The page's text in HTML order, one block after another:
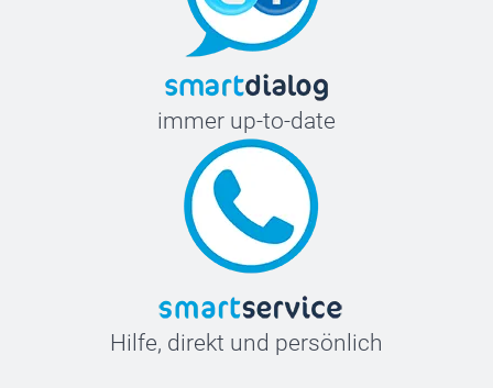
immer up-to-date
Hilfe, direkt und persönlich